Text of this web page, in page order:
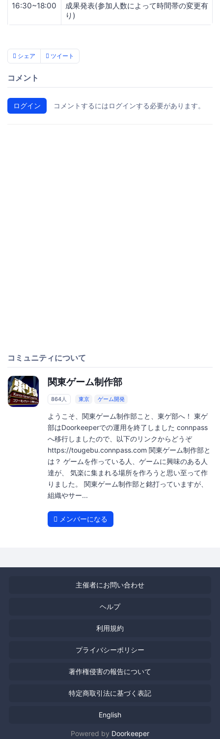
16:30~18:00
成果発表(参加人数によって時間帯の変更有
り)
シェア ツイート
コメント
ログイン コメントするにはログインする必要があります。
コミュニティについて
関東ゲーム制作部
864人 東京 ゲーム開発
ようこそ、関東ゲーム制作部こと、東ゲ部へ！ 東ゲ
部はDoorkeeperでの運用を終了しました connpass
へ移行しましたので、以下のリンクからどうぞ
https://tougebu.connpass.com 関東ゲーム制作部と
は？ ゲームを作っている人、ゲームに興味のある人
達が、 気楽に集まれる場所を作ろうと思い至って作
りました。 関東ゲーム制作部と銘打っていますが、
組織やサー...
メンバーになる
主催者にお問い合わせ
ヘルプ
利用規約
プライバシーポリシー
著作権侵害の報告について
特定商取引法に基づく表記
English
Powered by Doorkeeper